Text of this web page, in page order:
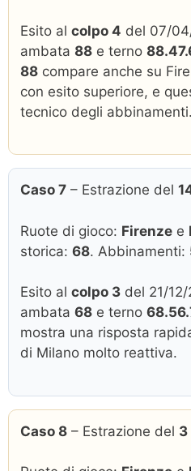
Esito al colpo 4 del 07/
ambata 88 e terno
88 compare anche su
con esito superiore, e
tecnico degli abbinamenti.
Caso 7 – Estrazione del
Ruote di gioco: Firenze e
storica: 68. Abbinamenti:
Esito al colpo 3 del 21/
ambata 68 e terno
mostra una risposta
di Milano molto reattiva.
Caso 8 – Estrazione del 3